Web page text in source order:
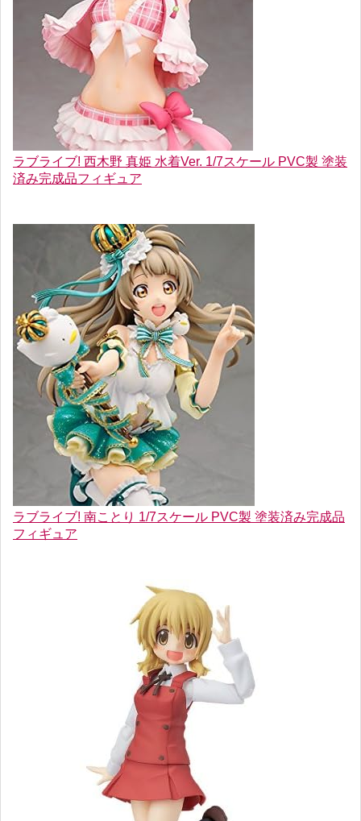
ラブライブ! 西木野 真姫 水着Ver. 1/7スケール PVC製 塗装
済み完成品フィギュア
ラブライブ! 南ことり 1/7スケール PVC製 塗装済み完成品
フィギュア